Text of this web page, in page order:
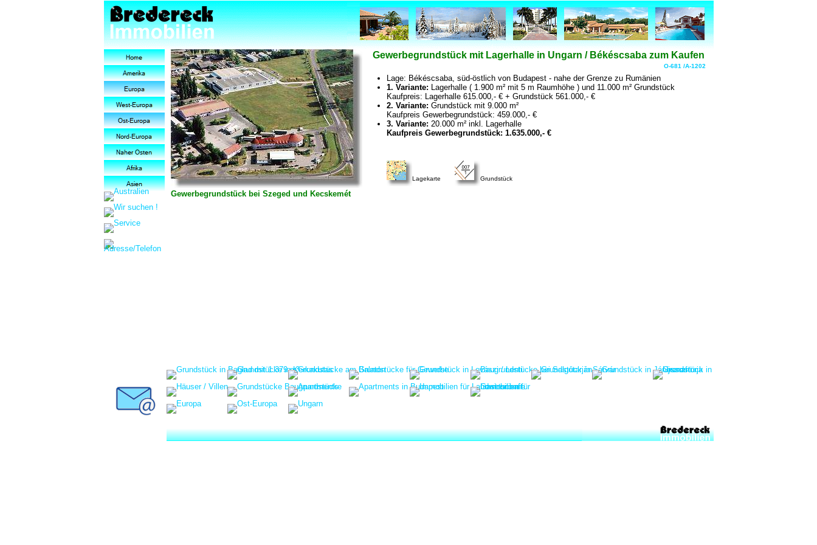
Gewerbegrundstück mit Lagerhalle in Ungarn / Békéscsaba zum Kaufen
Lage: Békéscsaba, süd-östlich von Budapest - nahe der Grenze zu Rumänien
1. Variante: Lagerhalle ( 1.900 m² mit 5 m Raumhöhe ) und 11.000 m² Grundstück
Kaufpreis: Lagerhalle 615.000,- € + Grundstück 561.000,- €
2. Variante: Grundstück mit 9.000 m²
Kaufpreis Gewerbegrundstück: 459.000,- €
3. Variante: 20.000 m² inkl. Lagerhalle
Kaufpreis Gewerbegrundstück: 1.635.000,- €
Grundstück
Lagekarte
O-681 /A-1202
Gewerbegrundstück bei Szeged und Kecskemét